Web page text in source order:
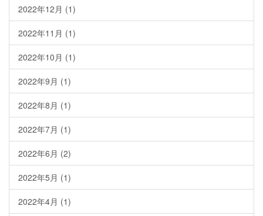
2022年12月 (1)
2022年11月 (1)
2022年10月 (1)
2022年9月 (1)
2022年8月 (1)
2022年7月 (1)
2022年6月 (2)
2022年5月 (1)
2022年4月 (1)